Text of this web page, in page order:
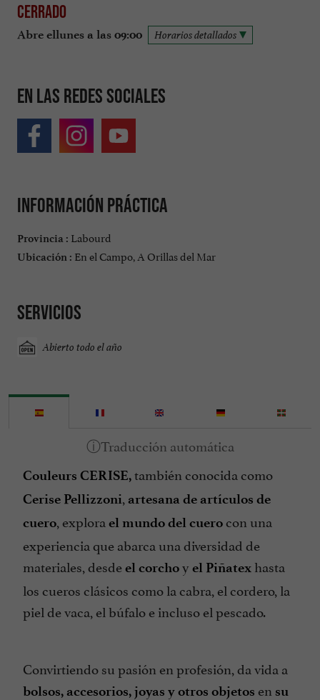
Cerrado
Abre ellunes a las 09:00 Horarios detallados
En las redes sociales
Información práctica
Provincia : Labourd
Ubicación : En el Campo, A Orillas del Mar
Servicios
Abierto todo el año
Couleurs CERISE,también conocida como
Cerise Pellizzoni, artesana de artículos de
cuero, explora el mundo del cuero con una
experiencia que abarca una diversidad de
materiales, desdeel corchoy el Piñatex hasta
los cueros clásicos como la cabra, el cordero, la
piel de vaca, el búfalo e incluso el pescado.
Convirtiendo su pasión en profesión, da vida a
bolsos, accesorios, joyas y otros objetos en su